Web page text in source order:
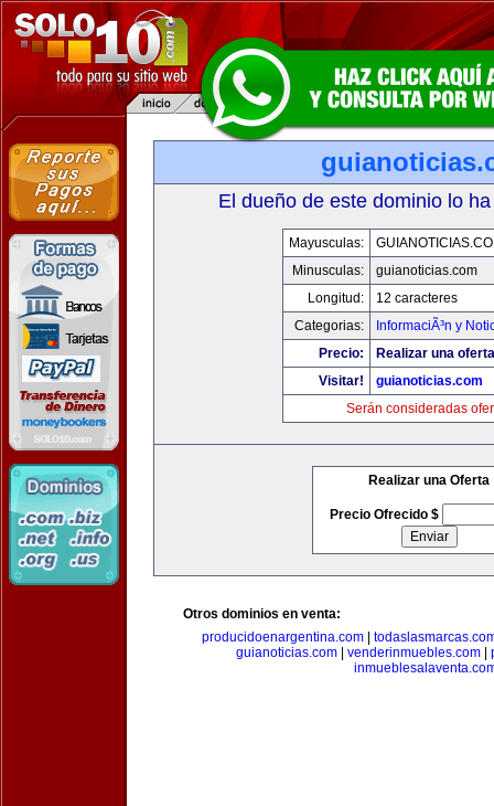
El dueño de este dominio lo
Mayusculas:
Minusculas:
guianoticias.com
Longitud:
12 caracteres
Categorias:
InformaciÃ³n y
Precio:
Realizar una
Visitar!
guianoticias.com
Serán consideradas
Realizar una Oferta
Precio Ofrecido $
Otros dominios en venta:
producidoenargentina.com|
guianoticias.com| venderinmuebles.com|